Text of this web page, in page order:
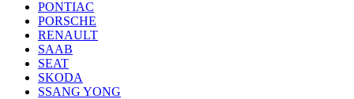
PONTIAC
PORSCHE
RENAULT
SAAB
SEAT
SKODA
SSANG YONG